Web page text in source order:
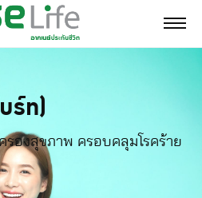
ร์ท)
รองสุขภาพ ครอบคลุมโรคร้าย